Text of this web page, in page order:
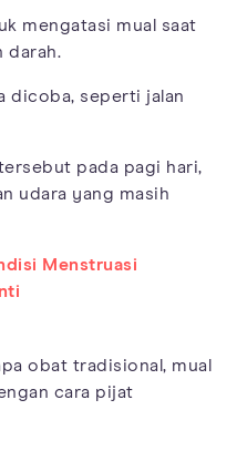
mengatasi mual saat
darah.
dicoba, seperti jalan
pada pagi hari,
udara yang masih
Menstruasi
obat tradisional, mual
cara pijat